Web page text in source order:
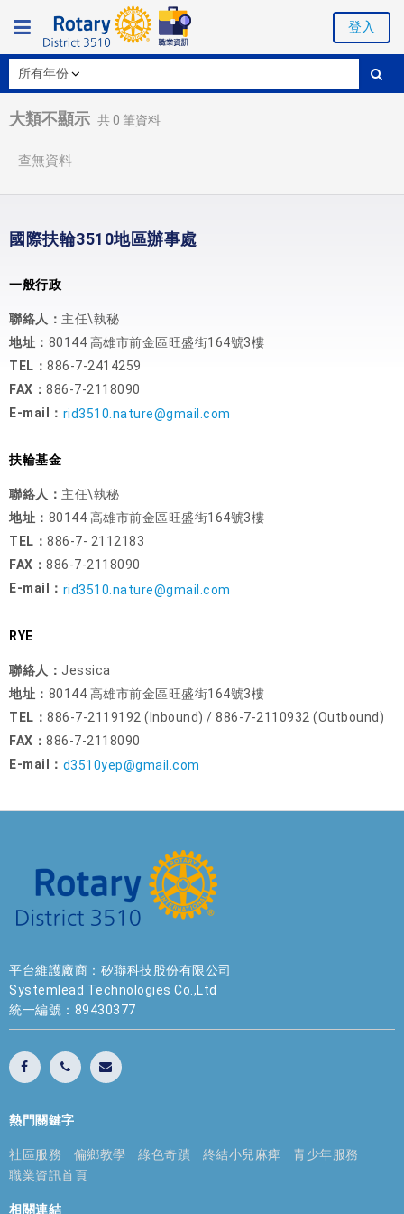
登入
大類不顯示 共0 筆資料
查無資料
國際扶輪3510地區辦事處
一般行政
聯絡人： 主任\執秘
地址： 80144 高雄市前金區旺盛街164號3樓
TEL： 886-7-2414259
FAX： 886-7-2118090
E-mail： rid3510.nature@gmail.com
扶輪基金
聯絡人： 主任\執秘
地址： 80144 高雄市前金區旺盛街164號3樓
TEL： 886-7- 2112183
FAX： 886-7-2118090
E-mail： rid3510.nature@gmail.com
RYE
聯絡人： Jessica
地址： 80144 高雄市前金區旺盛街164號3樓
TEL： 886-7-2119192 (Inbound) / 886-7-2110932 (Outbound)
FAX： 886-7-2118090
E-mail： d3510yep@gmail.com
平台維護廠商：矽聯科技股份有限公司
Systemlead Technologies Co.,Ltd
統一編號：89430377
熱門關鍵字
社區服務 偏鄉教學 綠色奇蹟 終結小兒麻痺
青少年服務
職業資訊首頁
相關連結